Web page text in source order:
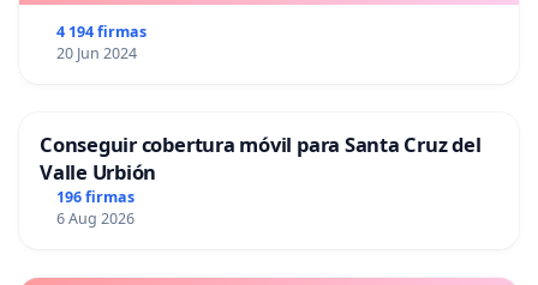
4 194 firmas
20 Jun 2024
Conseguir cobertura móvil para Santa Cruz del
Valle Urbión
196 firmas
6 Aug 2026